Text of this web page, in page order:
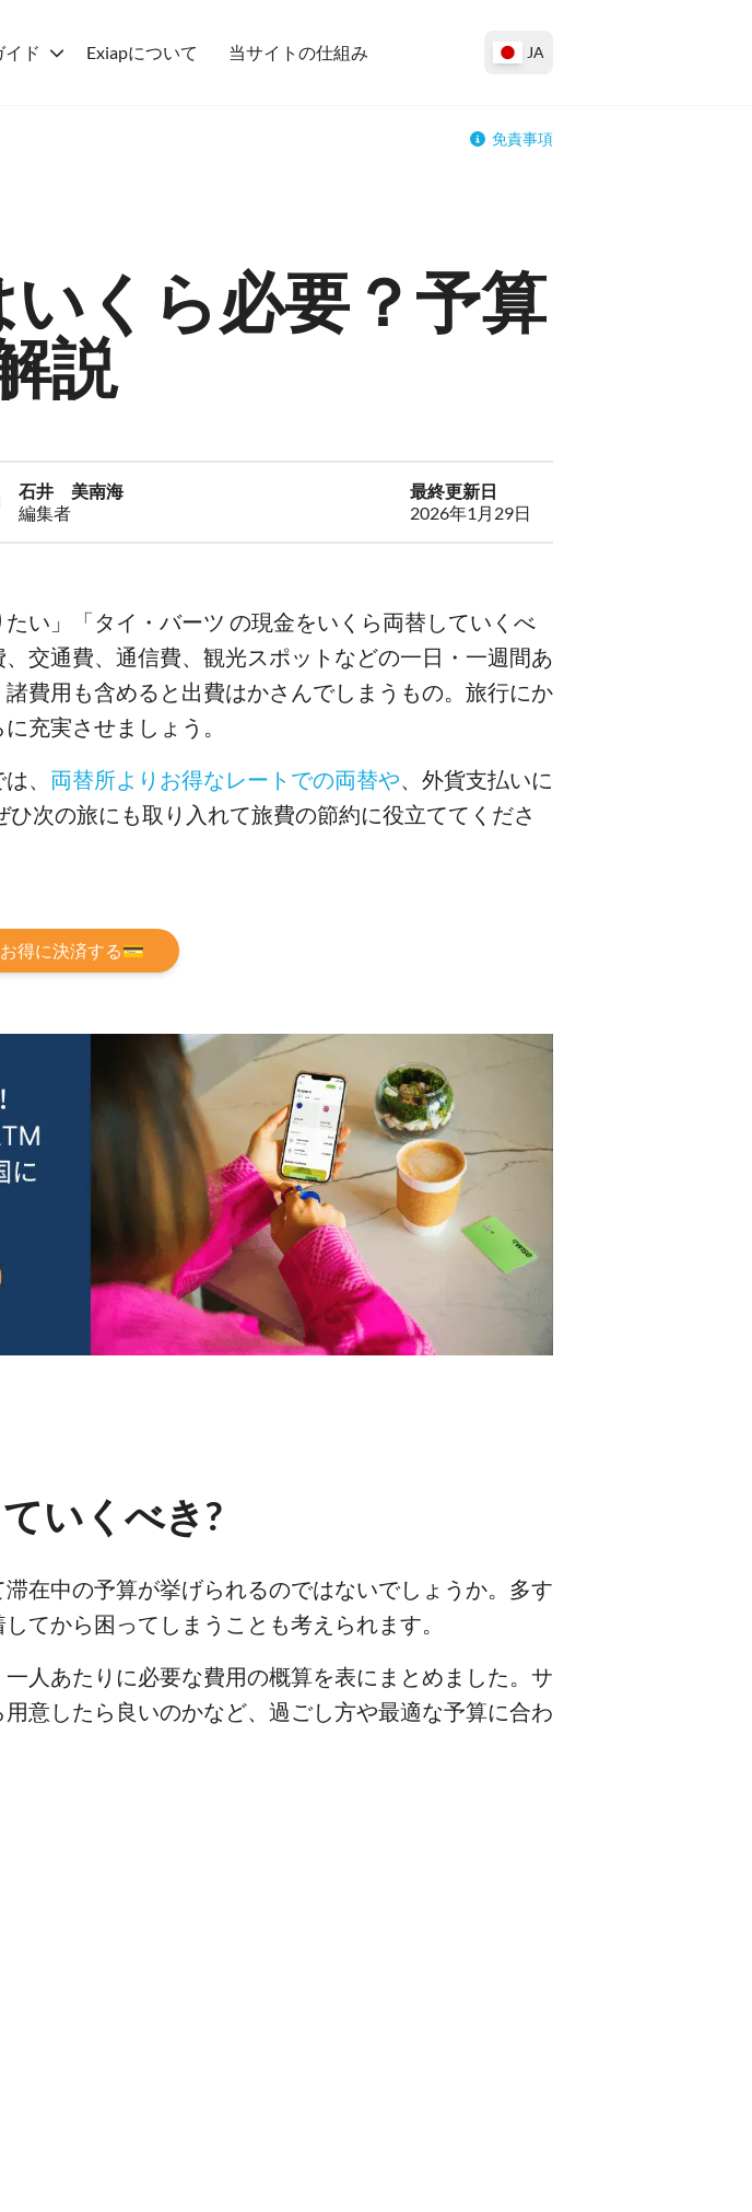
イド Exiapについて 当サイトの仕組み JA
免責事項
くら必要？予算
説
石井 美南海
編集者
最終更新日
2026年1月29日
い」「タイ・バーツ の現金をいくら両替していくべ
交通費、通信費、観光スポットなどの一日・一週間あ
費用も含めると出費はかさんでしまうもの。旅行にか
充実させましょう。
、 両替所よりお得なレートでの両替や、外貨支払いに
次の旅にも取り入れて旅費の節約に役立ててくださ
得に決済する💳
いくべき?
在中の予算が挙げられるのではないでしょうか。多す
てから困ってしまうことも考えられます。
人あたりに必要な費用の概算を表にまとめました。サ
意したら良いのかなど、過ごし方や最適な予算に合わ